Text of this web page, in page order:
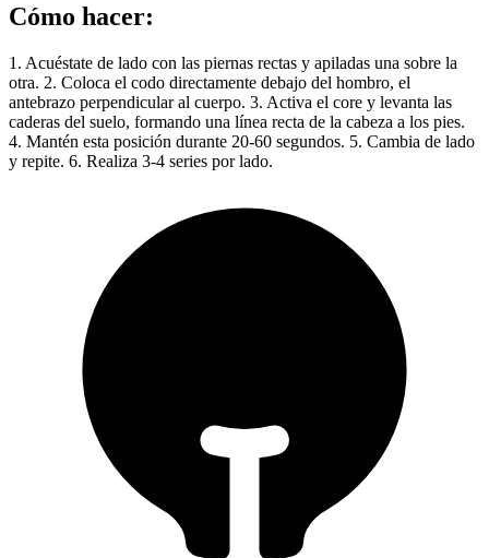
Cómo hacer:
1. Acuéstate de lado con las piernas rectas y apiladas una sobre la
otra. 2. Coloca el codo directamente debajo del hombro, el
antebrazo perpendicular al cuerpo. 3. Activa el core y levanta las
caderas del suelo, formando una línea recta de la cabeza a los pies.
4. Mantén esta posición durante 20-60 segundos. 5. Cambia de lado
y repite. 6. Realiza 3-4 series por lado.